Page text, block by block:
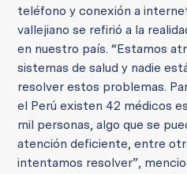
teléfono y conexión a
vallejiano se refirió a la
en nuestro país. “Estamos
sistemas de salud y nadie
resolver estos problemas.
el Perú existen 42 médicos
mil personas, algo que se
atención deficiente, entre
intentamos resolver”,